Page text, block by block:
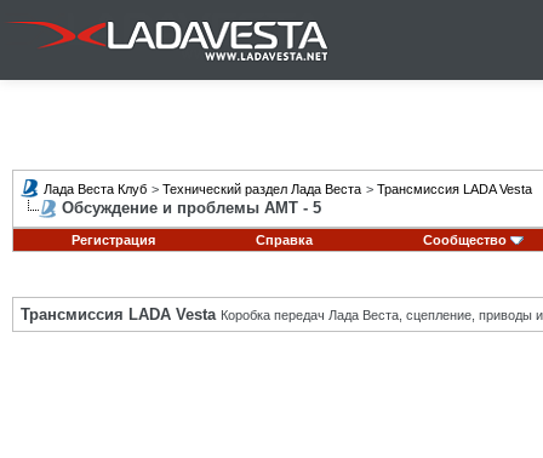
Лада Веста Клуб > Технический раздел Лада Веста > Трансмиссия LADA Vesta
Обсуждение и проблемы АМТ - 5
Регистрация Справка Сообщество
Трансмиссия LADA Vesta Коробка передач Лада Веста, сцепление, приводы и